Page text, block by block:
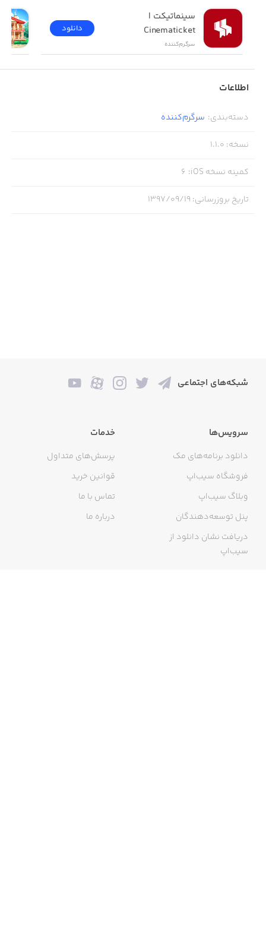
Cinematicket
سرگرم‌کننده
دانلود
اطلاعات
دسته‌بندی: سرگرم‌کننده
نسخه:
1.1.0
کمینه نسخه iOS :
6
تاریخ بروزرسانی: ۱۳۹۷/۰۹/۱۹
شبکه‌های اجتماعی
سرویس‌ها
دانلود برنامه‌های مک
فروشگاه سیب‌اپ
وبلاگ سیب‌اپ
پنل توسعه‌دهندگان
دریافت نشان دانلود از
سیب‌اپ
خدمات
پرسش‌های متداول
قوانین خرید
تماس با ما
درباره ما